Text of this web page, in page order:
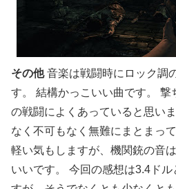
その他音楽は戦闘時にロック調
す。 結構かっこいい曲です。 撃
の戦闘によくあっていると思い
なく不可もなく無難にまとまっ
軽い気もしますが、機関銃の音
いいです。 今回の感想は3.4ド